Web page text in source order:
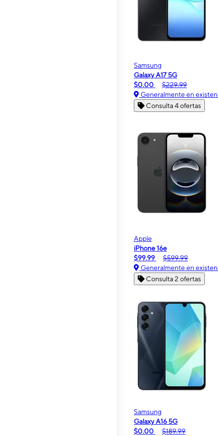
Samsung
Galaxy A17 5G
$0.00
$229.99
Generalmente en
Consulta 4 ofertas
Apple
iPhone 16e
$99.99
$599.99
Generalmente en
Consulta 2 ofertas
Samsung
Galaxy A16 5G
$0.00
$189.99